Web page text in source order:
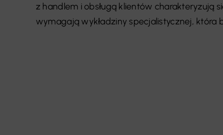
z handlem i obsługą klientów charakteryzują
wymagają wykładziny specjalistycznej, która